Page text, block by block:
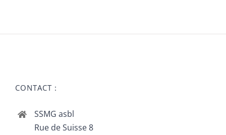
CONTACT :
SSMG asbl
Rue de Suisse 8